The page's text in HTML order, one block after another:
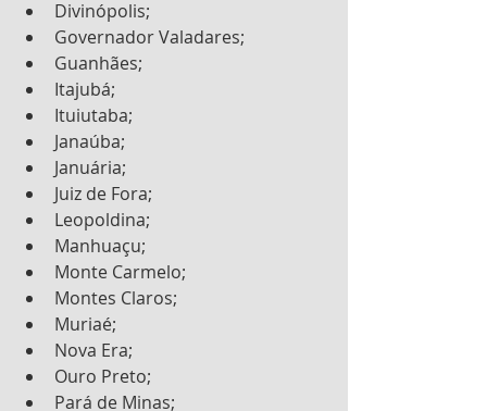
Divinópolis;
Governador Valadares;
Guanhães;
Itajubá;
Ituiutaba;
Janaúba;
Januária;
Juiz de Fora;
Leopoldina;
Manhuaçu;
Monte Carmelo;
Montes Claros;
Muriaé;
Nova Era;
Ouro Preto;
Pará de Minas;